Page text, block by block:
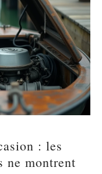
: les
ne montrent